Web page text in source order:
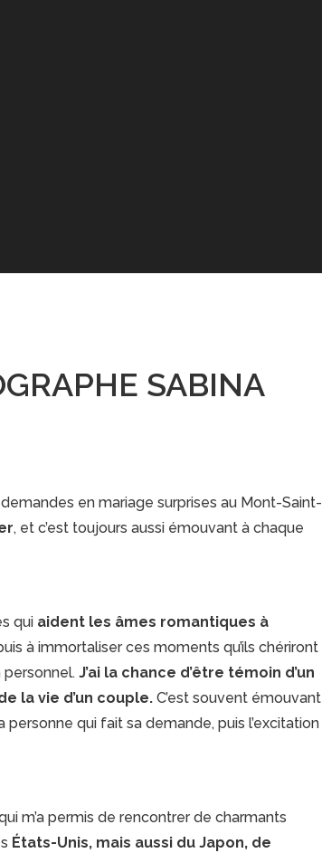
SABINA
en mariage surprises au Mont-Saint-
, et c’est toujours aussi émouvant à chaque
qui aident les âmes romantiques à
à immortaliser ces moments qu’ils chériront
personnel. J’ai la chance d’être témoin d’un
la vie d’un couple. C’est souvent émouvant
qui fait sa demande, puis l’excitation
m’a permis de rencontrer de charmants
États-Unis, mais aussi du Japon, de